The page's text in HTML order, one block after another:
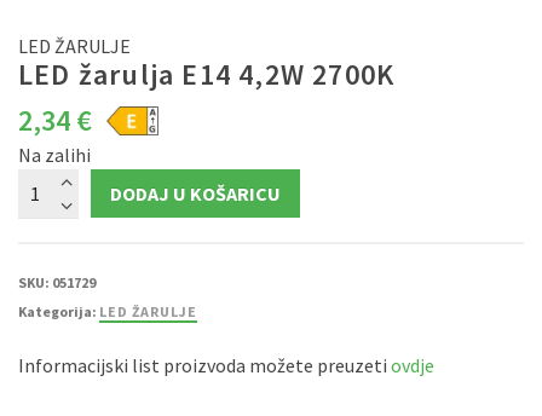
LED ŽARULJE
LED žarulja E14 4,2W 2700K
2,34€
Na zalihi
žarulja
E14
DODAJ U KOŠARICU
SKU: 051729
Kategorija: LED ŽARULJE
Informacijski list proizvoda možete preuzeti ovdje